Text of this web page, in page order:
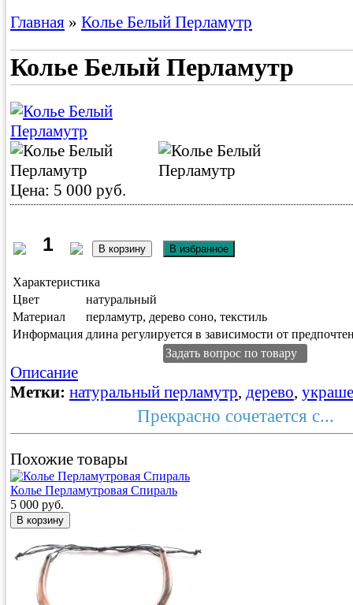
Главная » Колье Белый Перламутр
Колье Белый Перламутр
Цена: 5 000 руб.
Характеристика
Цвет
натуральный
Материал
перламутр, дерево соно, текстиль
Информация длина регулируется в зависимости от
Задать вопрос по товару
Описание
Метки: натуральный перламутр, дерево,
Прекрасно сочетается с...
Похожие товары
Колье Перламутровая Спираль
5 000 руб.